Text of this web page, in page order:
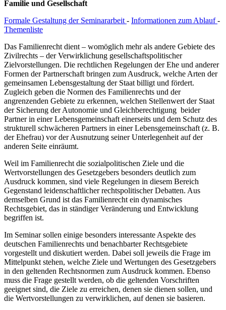
Familie und Gesellschaft
Formale Gestaltung der Seminararbeit - Informationen zum Ablauf-
Themenliste
Das Familienrecht dient – womöglich mehr als andere Gebiete des
Zivilrechts – der Verwirklichung gesellschaftspolitischer
Zielvorstellungen. Die rechtlichen Regelungen der Ehe und anderer
Formen der Partnerschaft bringen zum Ausdruck, welche Arten der
gemeinsamen Lebensgestaltung der Staat billigt und fördert.
Zugleich geben die Normen des Familienrechts und der
angrenzenden Gebiete zu erkennen, welchen Stellenwert der Staat
der Sicherung der Autonomie und Gleichberechtigung beider
Partner in einer Lebensgemeinschaft einerseits und dem Schutz des
strukturell schwächeren Partners in einer Lebensgemeinschaft (z. B.
der Ehefrau) vor der Ausnutzung seiner Unterlegenheit auf der
anderen Seite einräumt.
Weil im Familienrecht die sozialpolitischen Ziele und die
Wertvorstellungen des Gesetzgebers besonders deutlich zum
Ausdruck kommen, sind viele Regelungen in diesem Bereich
Gegenstand leidenschaftlicher rechtspolitischer Debatten. Aus
demselben Grund ist das Familienrecht ein dynamisches
Rechtsgebiet, das in ständiger Veränderung und Entwicklung
begriffen ist.
Im Seminar sollen einige besonders interessante Aspekte des
deutschen Familienrechts und benachbarter Rechtsgebiete
vorgestellt und diskutiert werden. Dabei soll jeweils die Frage im
Mittelpunkt stehen, welche Ziele und Wertungen des Gesetzgebers
in den geltenden Rechtsnormen zum Ausdruck kommen. Ebenso
muss die Frage gestellt werden, ob die geltenden Vorschriften
geeignet sind, die Ziele zu erreichen, denen sie dienen sollen, und
die Wertvorstellungen zu verwirklichen, auf denen sie basieren.